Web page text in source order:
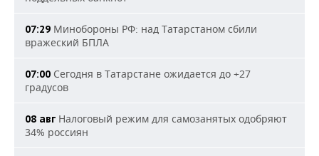
07:29 Минобороны РФ: над Татарстаном сбили
вражеский БПЛА
07:00 Сегодня в Татарстане ожидается до +27
градусов
08 авг Налоговый режим для самозанятых одобряют
34% россиян